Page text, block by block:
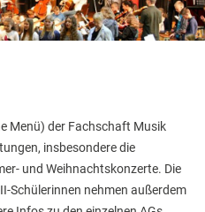
Schüler*innen
Menü) der Fachschaft Musik
insbesondere die
und Weihnachtskonzerte. Die
Schülerinnen nehmen außerdem